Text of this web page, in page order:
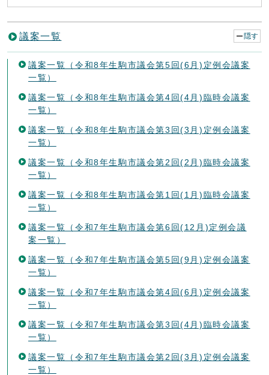
議案一覧 隠す
議案一覧（令和8年生駒市議会第5回(6月)定例会議案
一覧）
議案一覧（令和8年生駒市議会第4回(4月)臨時会議案
一覧）
議案一覧（令和8年生駒市議会第3回(3月)定例会議案
一覧）
議案一覧（令和8年生駒市議会第2回(2月)臨時会議案
一覧）
議案一覧（令和8年生駒市議会第1回(1月)臨時会議案
一覧）
議案一覧（令和7年生駒市議会第6回(12月)定例会議
案一覧）
議案一覧（令和7年生駒市議会第5回(9月)定例会議案
一覧）
議案一覧（令和7年生駒市議会第4回(6月)定例会議案
一覧）
議案一覧（令和7年生駒市議会第3回(4月)臨時会議案
一覧）
議案一覧（令和7年生駒市議会第2回(3月)定例会議案
一覧）